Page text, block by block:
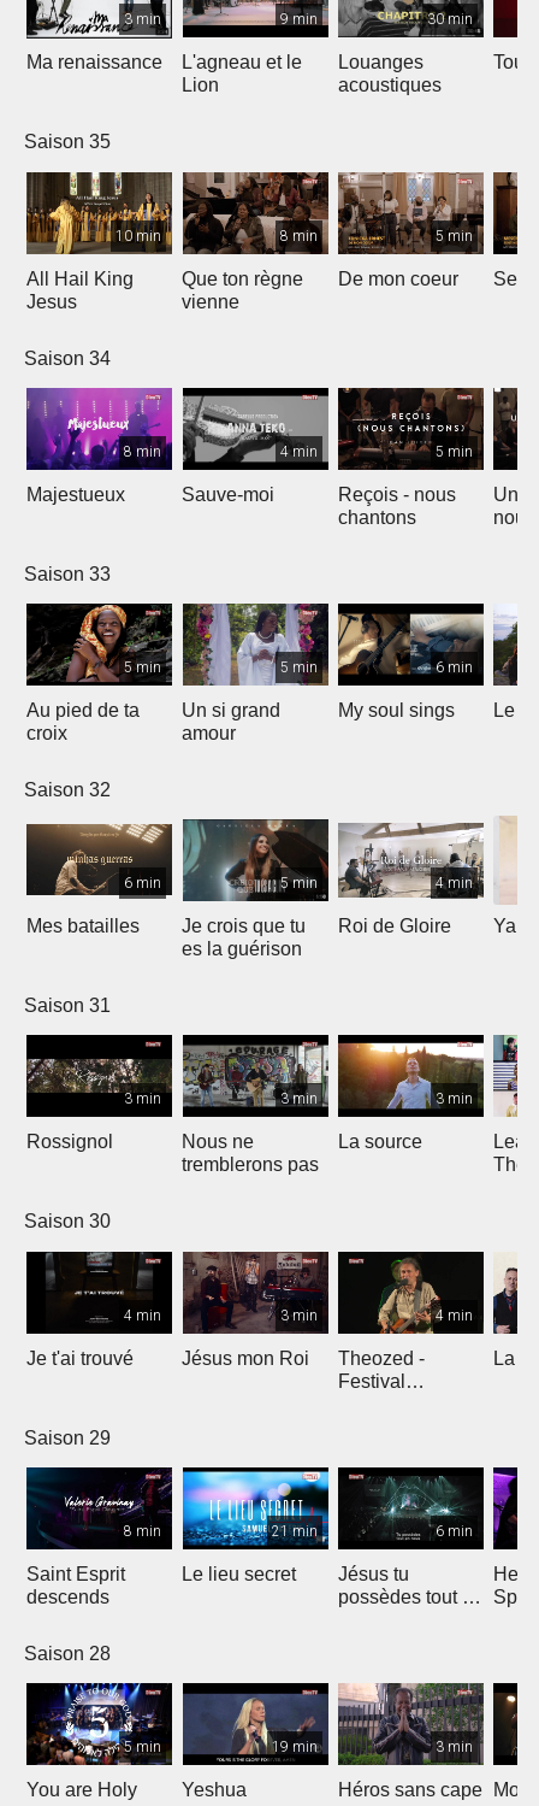
3 min
Ma renaissance
9 min
L'agneau et le
Lion
30 min
Louanges
acoustiques
Tout
Saison 35
10 min
All Hail King
Jesus
8 min
Que ton règne
vienne
5 min
De mon coeur
Saison 34
8 min
Majestueux
4 min
Sauve-moi
5 min
Reçois - nous
chantons
Un
Saison 33
5 min
Au pied de ta
croix
5 min
Un si grand
amour
6 min
My soul sings Le
Saison 32
6 min
Mes batailles
5 min
Je crois que tu
es la guérison
4 min
Roi de Gloire
Saison 31
3 min
Rossignol
3 min
Nous ne
tremblerons pas
3 min
La source
The
Saison 30
4 min
Je t'ai trouvé
3 min
Jésus mon Roi
4 min
Theozed -
Festival
La
Saison 29
8 min
Saint Esprit
descends
21 min
Le lieu secret
6 min
Jésus tu
possèdes tout en
He
Saison 28
5 min
You are Holy
19 min
Yeshua
3 min
Héros sans cape Moi